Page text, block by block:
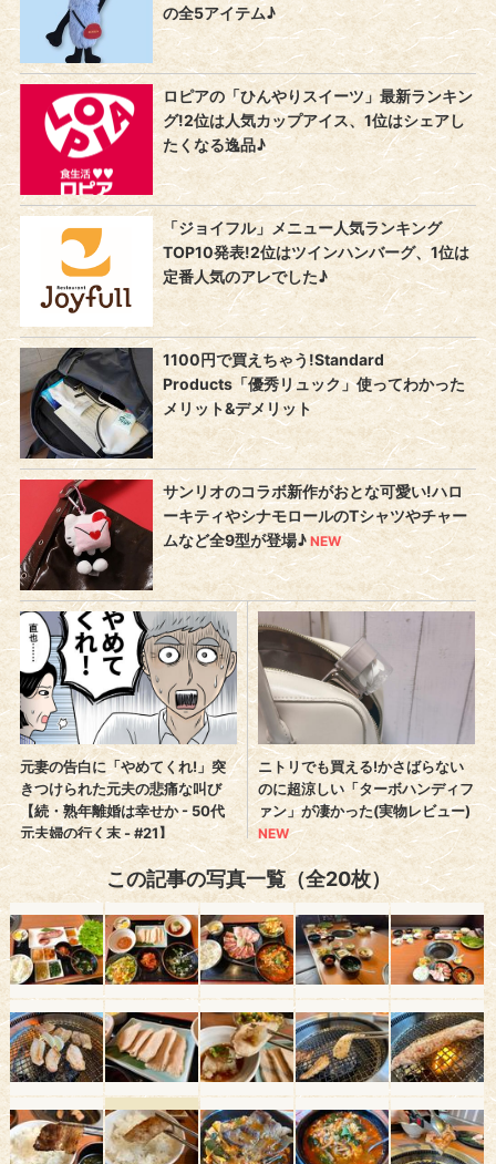
この記事の写真一覧（全20枚）